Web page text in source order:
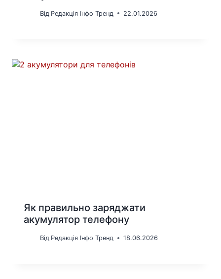
Від Редакція Інфо Тренд 22.01.2026
Як правильно заряджати
акумулятор телефону
Від Редакція Інфо Тренд 18.06.2026